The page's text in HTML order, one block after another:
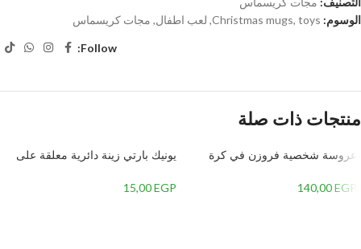
الوسوم:
Christmas mugs, toys
, لعب اطفال, مجات كريسماس
Follow:
منتجات ذات صلة
عروسة شخصية فروزن في كرة
140,00EGP
يونيك بارتي زينة دائرية معلقة على
للاستعمال مرة واحدة | ياقوتي 3 قطع
15,00EGP